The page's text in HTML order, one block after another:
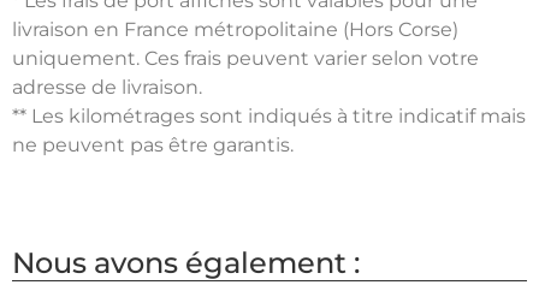
livraison en France métropolitaine (Hors Corse)
uniquement. Ces frais peuvent varier selon votre
adresse de livraison.
** Les kilométrages sont indiqués à titre indicatif mais
ne peuvent pas être garantis.
Nous avons également :